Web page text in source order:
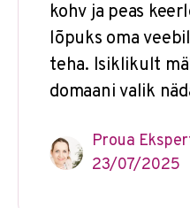
kohv ja peas
lõpuks oma
teha. Isiklikult
domaani valik
Proua
23/07/2025